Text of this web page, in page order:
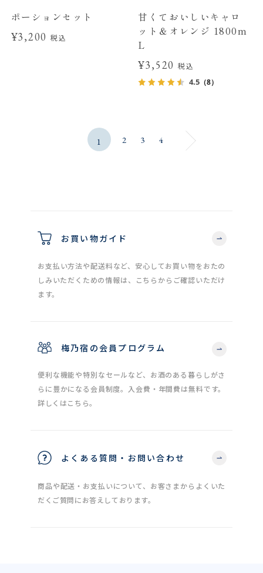
ポーションセット
¥3,200税込
甘くておいしいキャロ
ット＆オレンジ 1800m
L
¥3,520 税込
4.5 （8）
1 2 3 4
お買い物ガイド
お支払い方法や配送料など、安心してお買い物をおたの
しみいただくための情報は、こちらからご確認いただけ
ます。
梅乃宿の会員プログラム
便利な機能や特別なセールなど、お酒のある暮らしがさ
らに豊かになる会員制度。入会費・年間費は無料です。
詳しくはこちら。
よくある質問・お問い合わせ
商品や配送・お支払いについて、お客さまからよくいた
だくご質問にお答えしております。